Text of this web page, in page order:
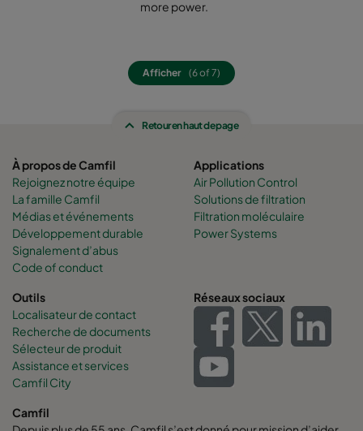
more power.
Afficher (6 of 7)
Retour en haut de page
À propos de Camfil
Rejoignez notre équipe
La famille Camfil
Médias et événements
Développement durable
Signalement d’abus
Code of conduct
Applications
Air Pollution Control
Solutions de filtration
Filtration moléculaire
Power Systems
Outils
Localisateur de contact
Recherche de documents
Sélecteur de produit
Assistance et services
Camfil City
Réseaux sociaux
Camfil